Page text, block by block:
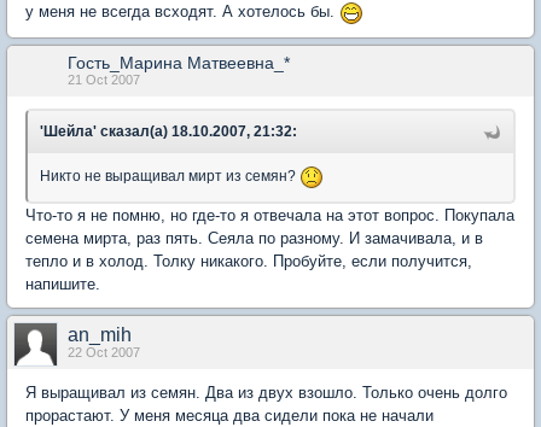
у меня не всегда всходят. А хотелось бы.
Гость_Марина Матвеевна_*
21 Oct 2007
'Шейла' сказал(а) 18.10.2007, 21:32:
Никто не выращивал мирт из семян?
Что-то я не помню, но где-то я отвечала на этот вопрос. Покупала
семена мирта, раз пять. Сеяла по разному. И замачивала, и в
тепло и в холод. Толку никакого. Пробуйте, если получится,
напишите.
an_mih
22 Oct 2007
Я выращивал из семян. Два из двух взошло. Только очень долго
прорастают. У меня месяца два сидели пока не начали